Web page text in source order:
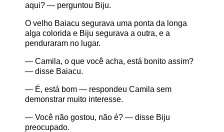
aqui? — perguntou Biju.
O velho Baiacu segurava uma ponta da longa
alga colorida e Biju segurava a outra, e a
penduraram no lugar.
— Camila, o que você acha, está bonito assim?
— disse Baiacu.
— É, está bom — respondeu Camila sem
demonstrar muito interesse.
— Você não gostou, não é? — disse Biju
preocupado.